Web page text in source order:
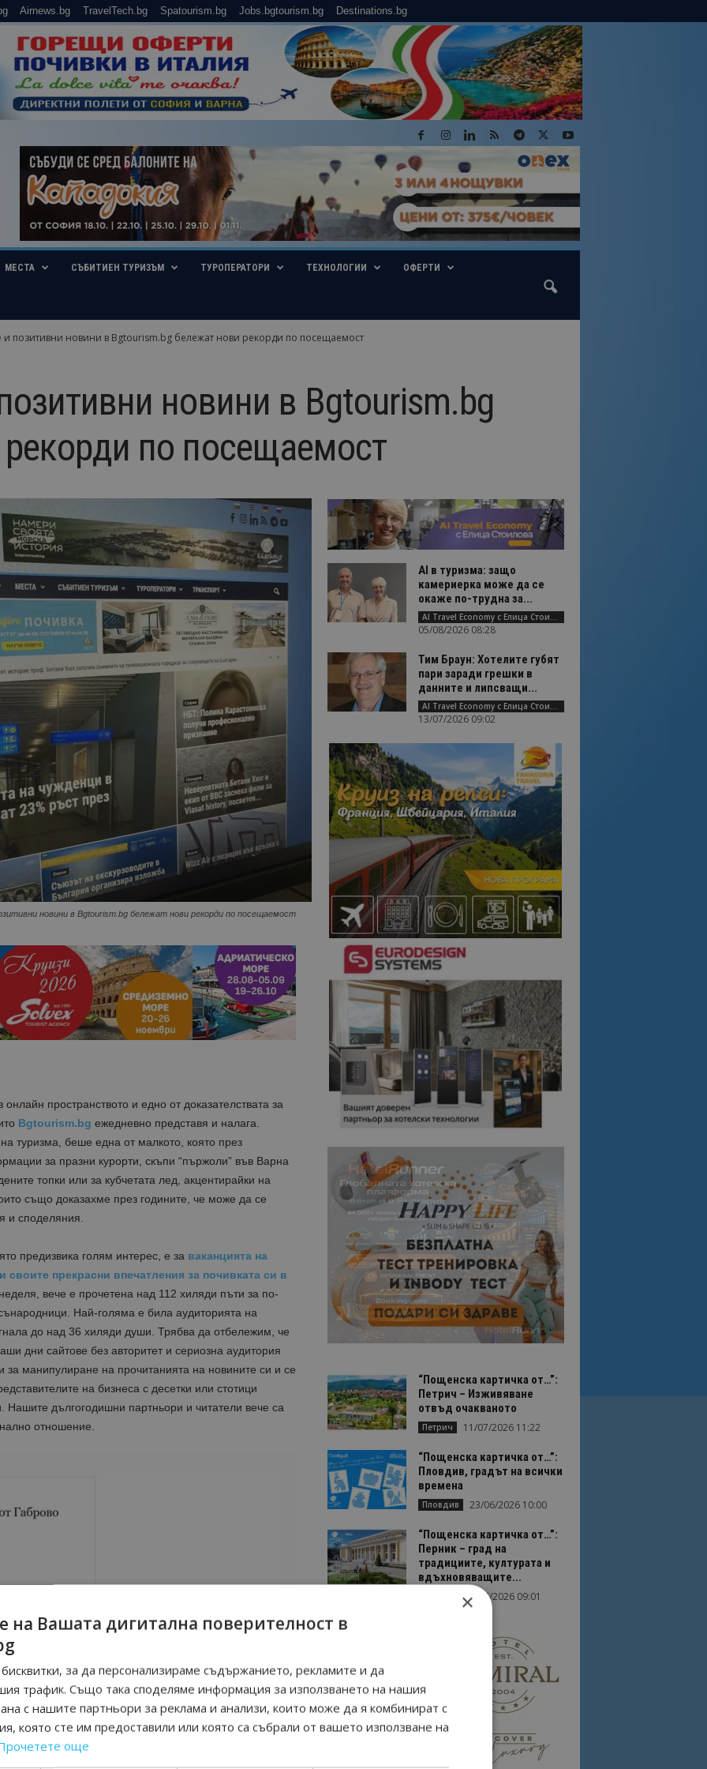
Airnews.bg TravelTech.bg Spatourism.bg Jobs.bgtourism.bg Destinations.bg
МЕСТА СЪБИТИЕН ТУРИЗЪМ ТУРОПЕРАТОРИ ТЕХНОЛОГИИ ОФЕРТИ
и позитивни новини в Bgtourism.bg бележат нови рекорди по посещаемост
новини в Bgtourism.bg
по посещаемост
новини в Bgtourism.bg бележат нови рекорди по посещаемост
пространството и едно от доказателствата за
Bgtourism.bg ежедневно представя и налага.
туризма, беше една от малкото, която през
за празни курорти, скъпи “пържоли” във Варна
топки или за кубчетата лед, акцентирайки на
също доказахме през годините, че може да се
и споделяния.
предизвика голям интерес, е за ваканцията на
прекрасни впечатления за почивката си в
вече е прочетена над 112 хиляди пъти за по-
Най-голяма е била аудиторията на
до над 36 хиляди души. Трябва да отбележим, че
дни сайтове без авторитет и сериозна аудитория
за манипулиране на прочитанията на новините си и се
на бизнеса с десетки или стотици
Нашите дългогодишни партньори и читатели вече са
отношение.
AI в туризма: защо
камериерка може да се
окаже по-трудна за...
AI Travel Economy с Елица Стоилова
05/08/2026 08:28
Тим Браун: Хотелите губят
пари заради грешки в
данните и липсващи...
AI Travel Economy с Елица Стоилова
13/07/2026 09:02
“Пощенска картичка от…”:
Петрич – Изживяване
отвъд очакваното
Петрич 11/07/2026 11:22
“Пощенска картичка от…”:
Пловдив, градът на всички
времена
Пловдив 23/06/2026 10:00
“Пощенска картичка от…”:
Перник – град на
традициите, културата и
вдъхновяващите...
17/06/2026 09:01
×
на Вашата дигитална поверителност в
за да персонализираме съдържанието, рекламите и да
трафик. Също така споделяме информация за използването на нашия
с нашите партньори за реклама и анализи, които може да я комбинират с
която сте им предоставили или която са събрали от вашето използване на
още